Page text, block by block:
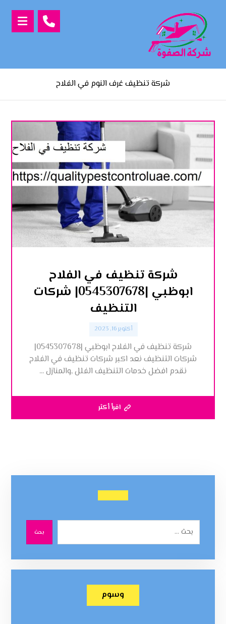
شركة تنظيف غرف النوم في الفلاح
شركة تنظيف في الفلاح
ابوظبي |0545307678| شركات
التنظيف
أكتوبر 16, 2023
شركة تنظيف في الفلاح ابوظبي |0545307678|
شركات التنظيف نعد اكبر شركات تنظيف في الفلاح
نقدم افضل خدمات التنظيف الفلل ,والمنازل ...
اقرأ أكثر
بحث
وسوم